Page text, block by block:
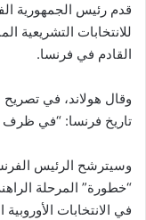
قدم رئيس الجمهورية
القادم في فرنسا.
وقال هولاند، في
تاريخ فرنسا: “في ظرف
وسيترشح الرئيس
“خطورة” المرحلة
في الانتخابات الأوروبية